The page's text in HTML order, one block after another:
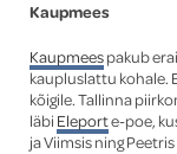
Kaupmees
Kaupmeespakub
kaupluslattu kohale.
kõigile. Tallinna
läbi Eleporte-poe,
ja Viimsis ning